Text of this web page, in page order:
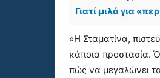
Γιατί μιλά για
«Η Σταματίνα,
κάποια προστασία.
πώς να μεγαλώνει